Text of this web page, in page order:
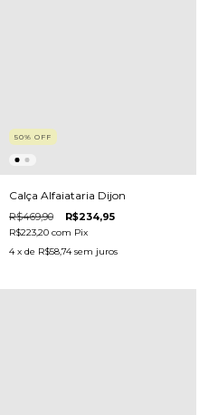
50% OFF
Calça Alfaiataria Dijon
R$469,90 R$234,95
R$223,20 com Pix
4 x de R$58,74 sem juros